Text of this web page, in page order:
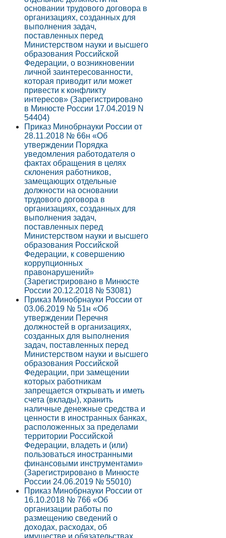
основании трудового договора в
организациях, созданных для
выполнения задач,
поставленных перед
Министерством науки и высшего
образования Российской
Федерации, о возникновении
личной заинтересованности,
которая приводит или может
привести к конфликту
интересов» (Зарегистрировано
в Минюсте России 17.04.2019 N
54404)
Приказ Минобрнауки России от
28.11.2018 № 66н «Об
утверждении Порядка
уведомления работодателя о
фактах обращения в целях
склонения работников,
замещающих отдельные
должности на основании
трудового договора в
организациях, созданных для
выполнения задач,
поставленных перед
Министерством науки и высшего
образования Российской
Федерации, к совершению
коррупционных
правонарушений»
(Зарегистрировано в Минюсте
России 20.12.2018 № 53081)
Приказ Минобрнауки России от
03.06.2019 № 51н «Об
утверждении Перечня
должностей в организациях,
созданных для выполнения
задач, поставленных перед
Министерством науки и высшего
образования Российской
Федерации, при замещении
которых работникам
запрещается открывать и иметь
счета (вклады), хранить
наличные денежные средства и
ценности в иностранных банках,
расположенных за пределами
территории Российской
Федерации, владеть и (или)
пользоваться иностранными
финансовыми инструментами»
(Зарегистрировано в Минюсте
России 24.06.2019 № 55010)
Приказ Минобрнауки России от
16.10.2018 № 766 «Об
организации работы по
размещению сведений о
доходах, расходах, об